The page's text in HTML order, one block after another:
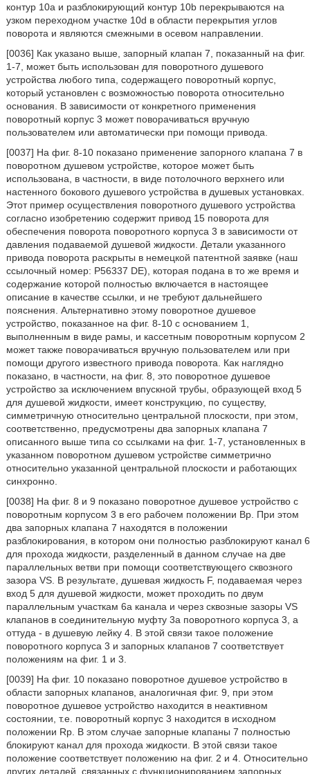
контур 10а и разблокирующий контур 10b перекрываются на
узком переходном участке 10d в области перекрытия углов
поворота и являются смежными в осевом направлении.
[0036] Как указано выше, запорный клапан 7, показанный на фиг.
1-7, может быть использован для поворотного душевого
устройства любого типа, содержащего поворотный корпус,
который установлен с возможностью поворота относительно
основания. В зависимости от конкретного применения
поворотный корпус 3 может поворачиваться вручную
пользователем или автоматически при помощи привода.
[0037] На фиг. 8-10 показано применение запорного клапана 7 в
поворотном душевом устройстве, которое может быть
использована, в частности, в виде потолочного верхнего или
настенного бокового душевого устройства в душевых установках.
Этот пример осуществления поворотного душевого устройства
согласно изобретению содержит привод 15 поворота для
обеспечения поворота поворотного корпуса 3 в зависимости от
давления подаваемой душевой жидкости. Детали указанного
привода поворота раскрыты в немецкой патентной заявке (наш
ссылочный номер: Р56337 DE), которая подана в то же время и
содержание которой полностью включается в настоящее
описание в качестве ссылки, и не требуют дальнейшего
пояснения. Альтернативно этому поворотное душевое
устройство, показанное на фиг. 8-10 с основанием 1,
выполненным в виде рамы, и кассетным поворотным корпусом 2
может также поворачиваться вручную пользователем или при
помощи другого известного привода поворота. Как наглядно
показано, в частности, на фиг. 8, это поворотное душевое
устройство за исключением впускной трубы, образующей вход 5
для душевой жидкости, имеет конструкцию, по существу,
симметричную относительно центральной плоскости, при этом,
соответственно, предусмотрены два запорных клапана 7
описанного выше типа со ссылками на фиг. 1-7, установленных в
указанном поворотном душевом устройстве симметрично
относительно указанной центральной плоскости и работающих
синхронно.
[0038] На фиг. 8 и 9 показано поворотное душевое устройство с
поворотным корпусом 3 в его рабочем положении Bp. При этом
два запорных клапана 7 находятся в положении
разблокирования, в котором они полностью разблокируют канал 6
для прохода жидкости, разделенный в данном случае на две
параллельных ветви при помощи соответствующего сквозного
зазора VS. В результате, душевая жидкость F, подаваемая через
вход 5 для душевой жидкости, может проходить по двум
параллельным участкам 6а канала и через сквозные зазоры VS
клапанов в соединительную муфту 3а поворотного корпуса 3, а
оттуда - в душевую лейку 4. В этой связи такое положение
поворотного корпуса 3 и запорных клапанов 7 соответствует
положениям на фиг. 1 и 3.
[0039] На фиг. 10 показано поворотное душевое устройство в
области запорных клапанов, аналогичная фиг. 9, при этом
поворотное душевое устройство находится в неактивном
состоянии, т.е. поворотный корпус 3 находится в исходном
положении Rp. В этом случае запорные клапаны 7 полностью
блокируют канал для прохода жидкости. В этой связи такое
положение соответствует положению на фиг. 2 и 4. Относительно
других деталей, связанных с функционированием запорных